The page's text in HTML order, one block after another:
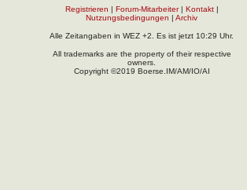
Registrieren | Forum-Mitarbeiter| Kontakt|
Nutzungsbedingungen | Archiv
Alle Zeitangaben in WEZ +2. Es ist jetzt 10:29 Uhr.
All trademarks are the property of their respective
owners.
Copyright ©2019 Boerse.IM/AM/IO/AI